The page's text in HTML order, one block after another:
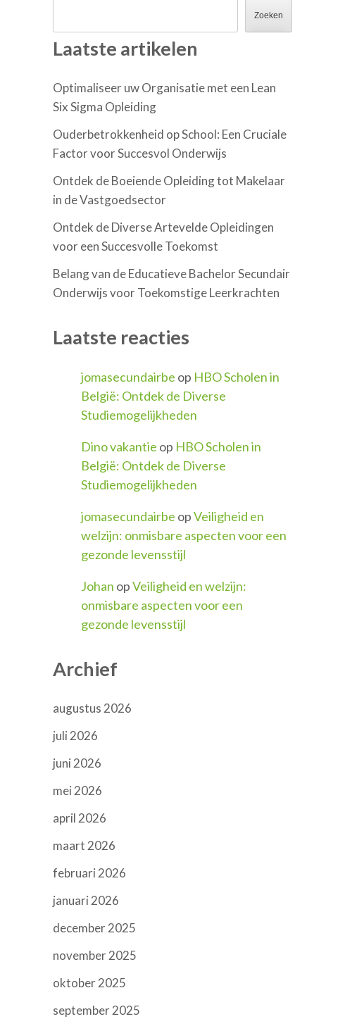
Zoeken
Laatste artikelen
Optimaliseer uw Organisatie met een Lean
Six Sigma Opleiding
Ouderbetrokkenheid op School: Een Cruciale
Factor voor Succesvol Onderwijs
Ontdek de Boeiende Opleiding tot Makelaar
in de Vastgoedsector
Ontdek de Diverse Artevelde Opleidingen
voor een Succesvolle Toekomst
Belang van de Educatieve Bachelor Secundair
Onderwijs voor Toekomstige Leerkrachten
Laatste reacties
jomasecundairbe op HBO Scholen in
België: Ontdek de Diverse
Studiemogelijkheden
Dino vakantie op HBO Scholen in
België: Ontdek de Diverse
Studiemogelijkheden
jomasecundairbe opVeiligheid en
welzijn: onmisbare aspecten voor een
gezonde levensstijl
Johan opVeiligheid en welzijn:
onmisbare aspecten voor een
gezonde levensstijl
Archief
augustus 2026
juli 2026
juni 2026
mei 2026
april 2026
maart 2026
februari 2026
januari 2026
december 2025
november 2025
oktober 2025
september 2025